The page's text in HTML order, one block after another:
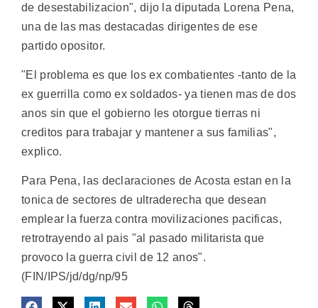
de desestabilizacion", dijo la diputada Lorena Pena,
una de las mas destacadas dirigentes de ese
partido opositor.
"El problema es que los ex combatientes -tanto de la
ex guerrilla como ex soldados- ya tienen mas de dos
anos sin que el gobierno les otorgue tierras ni
creditos para trabajar y mantener a sus familias",
explico.
Para Pena, las declaraciones de Acosta estan en la
tonica de sectores de ultraderecha que desean
emplear la fuerza contra movilizaciones pacificas,
retrotrayendo al pais "al pasado militarista que
provoco la guerra civil de 12 anos".
(FIN/IPS/jd/dg/np/95